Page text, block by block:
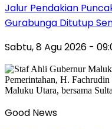
Jalur Pendakian
Gurabunga Ditutup
Sabtu, 8 Agu 2026 -
Good News